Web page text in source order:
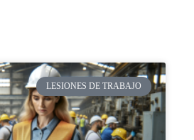
LESIONES DE TRABAJO